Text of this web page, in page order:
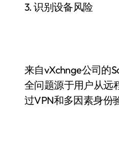
3. 识别设备风险
来自vXchnge公司的
全问题源于用户从远
过VPN和多因素身份